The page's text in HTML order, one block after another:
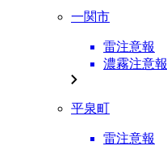
一関市
雷注意報
濃霧注意報
平泉町
雷注意報